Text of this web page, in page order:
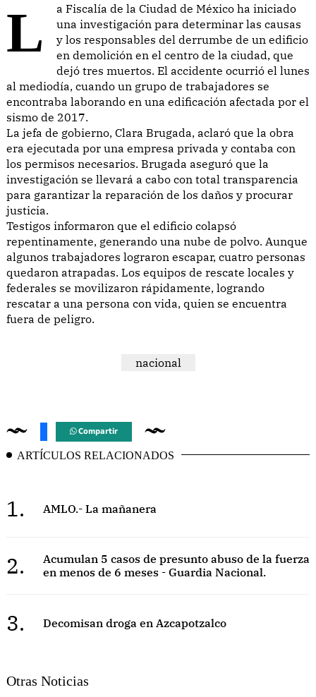
La Fiscalía de la Ciudad de México ha iniciado
una investigación para determinar las causas
y los responsables del derrumbe de un edificio
en demolición en el centro de la ciudad, que
dejó tres muertos. El accidente ocurrió el lunes
al mediodía, cuando un grupo de trabajadores se
encontraba laborando en una edificación afectada por el
sismo de 2017.
La jefa de gobierno, Clara Brugada, aclaró que la obra
era ejecutada por una empresa privada y contaba con
los permisos necesarios. Brugada aseguró que la
investigación se llevará a cabo con total transparencia
para garantizar la reparación de los daños y procurar
justicia.
Testigos informaron que el edificio colapsó
repentinamente, generando una nube de polvo. Aunque
algunos trabajadores lograron escapar, cuatro personas
quedaron atrapadas. Los equipos de rescate locales y
federales se movilizaron rápidamente, logrando
rescatar a una persona con vida, quien se encuentra
fuera de peligro.
nacional
Compartir
ARTÍCULOS RELACIONADOS
1. AMLO.- La mañanera
2.
Acumulan 5 casos de presunto abuso de la fuerza
en menos de 6 meses - Guardia Nacional.
3. Decomisan droga en Azcapotzalco
Otras Noticias